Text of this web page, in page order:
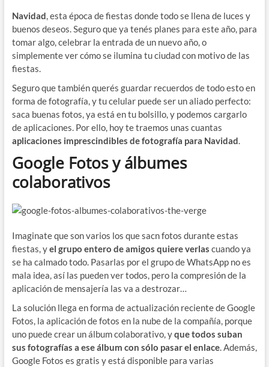
Navidad, esta época de fiestas donde todo se llena de luces y
buenos deseos. Seguro que ya tenés planes para este año, para
tomar algo, celebrar la entrada de un nuevo año, o
simplemente ver cómo se ilumina tu ciudad con motivo de las
fiestas.
Seguro que también querés guardar recuerdos de todo esto en
forma de fotografía, y tu celular puede ser un aliado perfecto:
saca buenas fotos, ya está en tu bolsillo, y podemos cargarlo
de aplicaciones. Por ello, hoy te traemos unas cuantas
aplicaciones imprescindibles de fotografía para Navidad.
Google Fotos y álbumes
colaborativos
Imaginate que son varios los que sacn fotos durante estas
fiestas, yel grupo entero de amigos quiere verlas cuando ya
se ha calmado todo. Pasarlas por el grupo de WhatsApp no es
mala idea, así las pueden ver todos, pero la compresión de la
aplicación de mensajería las va a destrozar…
La solución llega en forma de actualización reciente de Google
Fotos, la aplicación de fotos en la nube de la compañía, porque
uno puede crear un álbum colaborativo, yque todos suban
sus fotografías a ese álbum con sólo pasar el enlace. Además,
Google Fotos es gratis y está disponible para varias